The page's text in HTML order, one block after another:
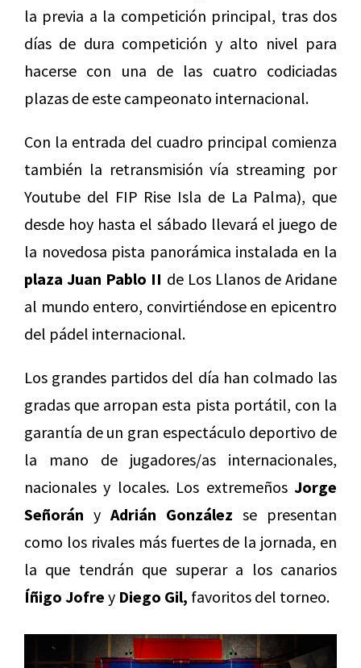
la previa a la competición principal, tras dos
días de dura competición y alto nivel para
hacerse con una de las cuatro codiciadas
plazas de este campeonato internacional.
Con la entrada del cuadro principal comienza
también la retransmisión vía streaming por
Youtube del FIP Rise Isla de La Palma), que
desde hoy hasta el sábado llevará el juego de
la novedosa pista panorámica instalada en la
plaza Juan Pablo II de Los Llanos de Aridane
al mundo entero, convirtiéndose en epicentro
del pádel internacional.
Los grandes partidos del día han colmado las
gradas que arropan esta pista portátil, con la
garantía de un gran espectáculo deportivo de
la mano de jugadores/as internacionales,
nacionales y locales. Los extremeños Jorge
Señorán y Adrián González se presentan
como los rivales más fuertes de la jornada, en
la que tendrán que superar a los canarios
Íñigo Jofre y Diego Gil, favoritos del torneo.